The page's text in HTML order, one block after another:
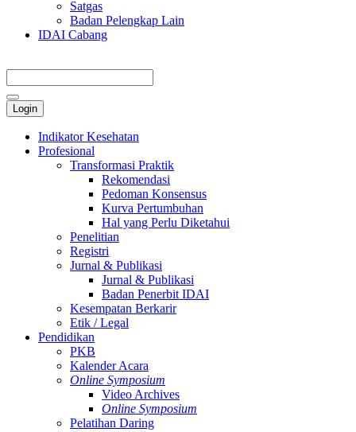
Satgas
Badan Pelengkap Lain
IDAI Cabang
Login
Indikator Kesehatan
Profesional
Transformasi Praktik
Rekomendasi
Pedoman Konsensus
Kurva Pertumbuhan
Hal yang Perlu Diketahui
Penelitian
Registri
Jurnal & Publikasi
Jurnal & Publikasi
Badan Penerbit IDAI
Kesempatan Berkarir
Etik / Legal
Pendidikan
PKB
Kalender Acara
Online Symposium
Video Archives
Online Symposium
Pelatihan Daring